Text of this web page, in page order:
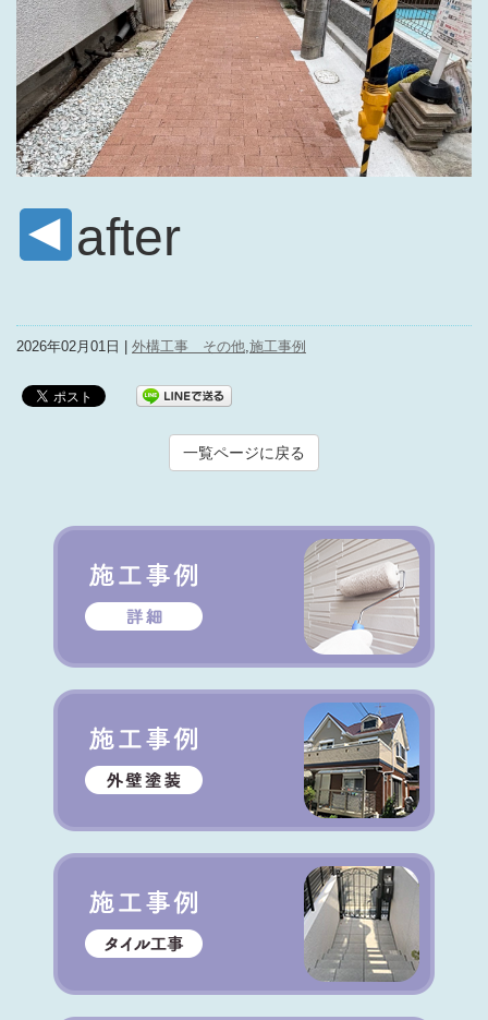
after
2026年02月01日 | 外構工事 その他 施工事例
一覧ページに戻る